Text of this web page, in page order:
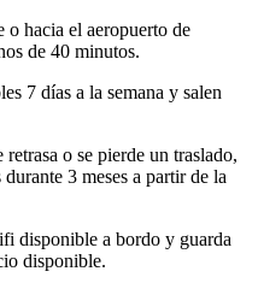
o hacia el aeropuerto de
de 40 minutos.
7 días a la semana y salen
o se pierde un traslado,
3 meses a partir de la
disponible a bordo y guarda
disponible.